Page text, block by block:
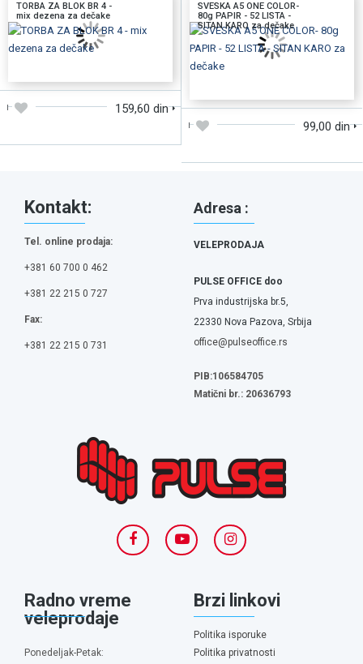
TORBA ZA BLOK BR 4 -
mix dezena za dečake
159,60 din
SVESKA A5 ONE COLOR-
80g PAPIR - 52 LISTA -
SITAN KARO za dečake
99,00 din
Kontakt:
Tel. online prodaja:
+381 60 700 0 462
+381 22 215 0 727
Fax:
+381 22 215 0 731
Adresa :
VELEPRODAJA
PULSE OFFICE doo
Prva industrijska br.5,
22330 Nova Pazova, Srbija
office@pulseoffice.rs
PIB:106584705
Matični br.: 20636793
Radno vreme
veleprodaje
Ponedeljak-Petak:
Brzi linkovi
Politika isporuke
Politika privatnosti